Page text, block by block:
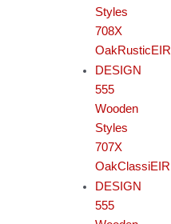
Styles
708X
OakRusticEIR
DESIGN
555
Wooden
Styles
707X
OakClassiEIR
DESIGN
555